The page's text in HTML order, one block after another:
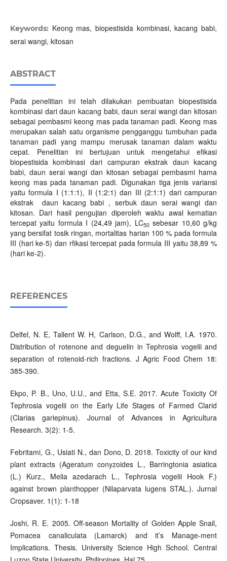
Keywords: Keong mas, biopestisida kombinasi, kacang babi,
serai wangi, kitosan
ABSTRACT
Pada penelitian ini telah dilakukan pembuatan biopestisida
kombinasi dari daun kacang babi, daun serai wangi dan kitosan
sebagai pembasmi keong mas pada tanaman padi. Keong mas
merupakan salah satu organisme pengganggu tumbuhan pada
tanaman padi yang mampu merusak tanaman dalam waktu
cepat. Penelitian ini bertujuan untuk mengetahui efikasi
biopestisida kombinasi dari campuran ekstrak daun kacang
babi, daun serai wangi dan kitosan sebagai pembasmi hama
keong mas pada tanaman padi. Digunakan tiga jenis variansi
yaitu formula I (1:1:1), II (1:2:1) dan III (2:1:1) dari campuran
ekstrak daun kacang babi , serbuk daun serai wangi dan
kitosan. Dari hasil pengujian diperoleh waktu awal kematian
tercepat yaitu formula I (24,49 jam), LC50sebesar 10,60 g/kg
yang bersifat tosik ringan, mortalitas harian 100 % pada formula
III (hari ke-5) dan rfikasi tercepat pada formula III yaitu 38,89 %
(hari ke-2).
REFERENCES
Delfel, N. E, Tallent W. H, Carlson, D.G., and Wolff, I.A. 1970.
Distribution of rotenone and deguelin in Tephrosia vogelii and
separation of rotenoid-rich fractions. J Agric Food Chem 18:
385-390.
Ekpo, P. B., Uno, U.U., and Etta, S.E. 2017. Acute Toxicity Of
Tephrosia vogelii on the Early Life Stages of Farmed Clarid
(Clarias gariepinus). Journal of Advances in Agricultura
Research. 3(2): 1-5.
Febritami, G., Usiati N., dan Dono, D. 2018. Toxicity of our kind
plant extracts (Ageratum conyzoides L., Barringtonia asiatica
(L.) Kurz., Melia azedarach L., Tephrosia vogelii Hook F.)
against brown planthopper (Nilaparvata lugens STAL.). Jurnal
Cropsaver. 1(1): 1-18
Joshi, R. E. 2005. Off-season Mortality of Golden Apple Snail,
Pomacea canaliculata (Lamarck) and it’s Manage-ment
Implications. Thesis. University Science High School. Central